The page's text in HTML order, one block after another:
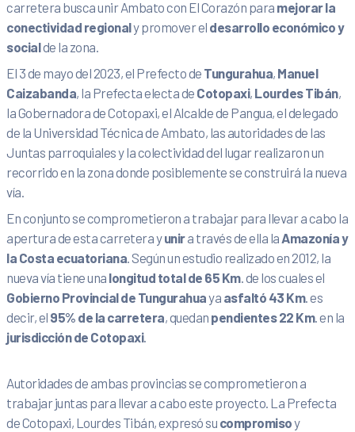
carretera busca unir Ambato con El Corazón para mejorar la
conectividad regionaly promover el desarrollo económico y
socialde la zona.
El 3 de mayo del 2023, el Prefecto de Tungurahua, Manuel
Caizabanda, la Prefecta electa de Cotopaxi, Lourdes Tibán,
la Gobernadora de Cotopaxi, el Alcalde de Pangua, el delegado
de la Universidad Técnica de Ambato, las autoridades de las
Juntas parroquiales y la colectividad del lugar realizaron un
recorrido en la zona donde posiblemente se construirá la nueva
vía.
En conjunto se comprometieron a trabajar para llevar a cabo la
apertura de esta carretera yunira través de ella la Amazonía y
la Costa ecuatoriana. Según un estudio realizado en 2012, la
nueva vía tiene una longitud total de 65 Km. de los cuales el
Gobierno Provincial de Tungurahuaya asfaltó 43 Km. es
decir, el 95% de la carretera, quedan pendientes 22 Km. en la
jurisdicción de Cotopaxi.
Autoridades de ambas provincias se comprometieron a
trabajar juntas para llevar a cabo este proyecto. La Prefecta
de Cotopaxi, Lourdes Tibán, expresó su compromisoy